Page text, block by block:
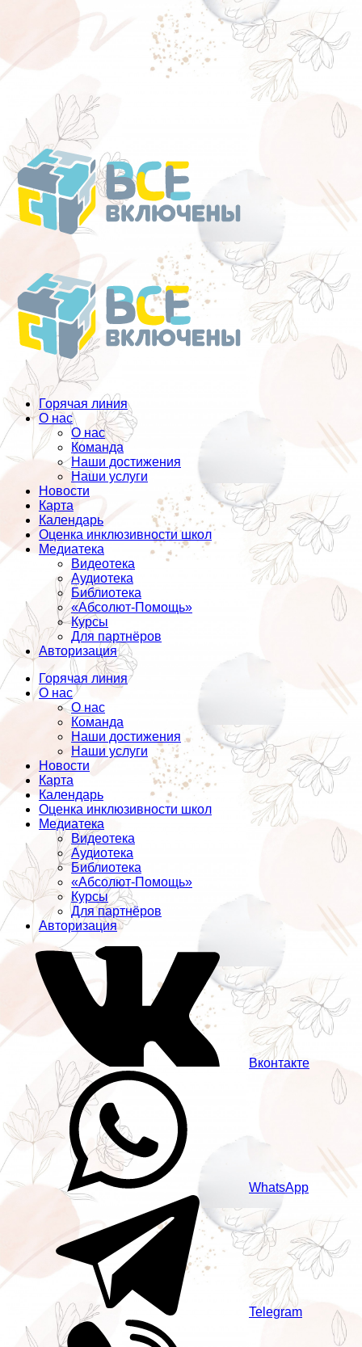
Перейти
к
содержанию
Горячая линия
О нас
О нас
Команда
Наши достижения
Наши услуги
Новости
Карта
Календарь
Оценка инклюзивности школ
Медиатека
Видеотека
Аудиотека
Библиотека
«Абсолют-Помощь»
Курсы
Для партнёров
Авторизация
Горячая линия
О нас
О нас
Команда
Наши достижения
Наши услуги
Новости
Карта
Календарь
Оценка инклюзивности школ
Медиатека
Видеотека
Аудиотека
Библиотека
«Абсолют-Помощь»
Курсы
Для партнёров
Авторизация
Вконтакте
WhatsApp
Telegram